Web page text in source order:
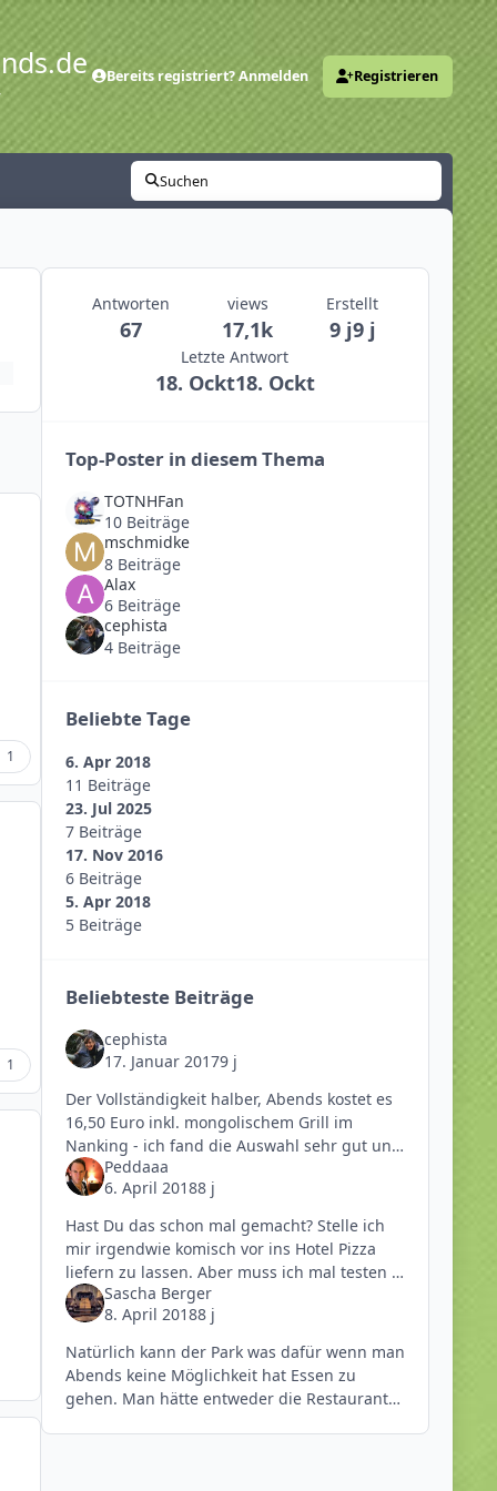
Bereits registriert? Anmelden Registrieren
Suchen
1
1
Antworten
67
views
17,1k
Erstellt
9 j9 j
Letzte Antwort
18. Ockt18. Ockt
Top-Poster in diesem Thema
TOTNHFan
10 Beiträge
mschmidke
8 Beiträge
Alax
6 Beiträge
cephista
4 Beiträge
Beliebte Tage
6. Apr 2018
11 Beiträge
23. Jul 2025
7 Beiträge
17. Nov 2016
6 Beiträge
5. Apr 2018
5 Beiträge
Beliebteste Beiträge
cephista
17. Januar 20179 j
Der Vollständigkeit halber, Abends kostet es
16,50 Euro inkl. mongolischem Grill im
Nanking - ich fand die Auswahl sehr gut und
das Essen war echt super lecker sowie sehr
freundliches und aufmerksames
Peddaaa
6. April 20188 j
Hast Du das schon mal gemacht? Stelle ich
mir irgendwie komisch vor ins Hotel Pizza
liefern zu lassen. Aber muss ich mal testen
Sonst kann mach auch nach Hürth fahren. Ist
ja auch nic
Sascha Berger
8. April 20188 j
Natürlich kann der Park was dafür wenn man
Abends keine Möglichkeit hat Essen zu
gehen. Man hätte entweder die Restaurants